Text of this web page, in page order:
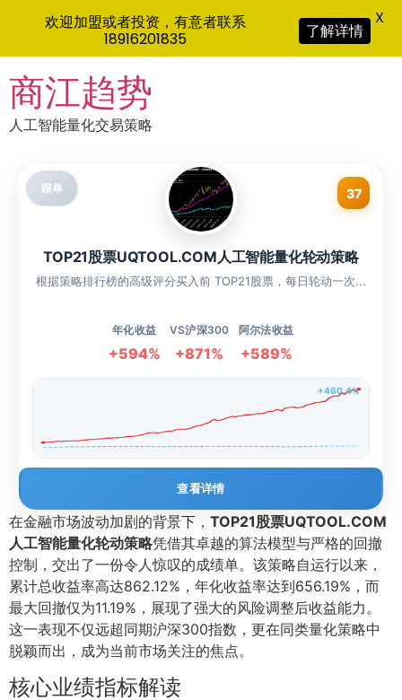
to
content
商江趋势
人工智能量化交易策略
跟单 37
TOP21股票UQTOOL.COM人工智能量化轮动策略
根据策略排行榜的高级评分买入前 TOP21股票，每日轮动一次...
年化收益
+594%
VS沪深300
+871%
阿尔法收益
+589%
+460.4%
查看详情
在金融市场波动加剧的背景下， TOP21股票UQTOOL.COM
人工智能量化轮动策略凭借其卓越的算法模型与严格的回撤
控制，交出了一份令人惊叹的成绩单。该策略自运行以来，
累计总收益率高达862.12%，年化收益率达到656.19%，而
最大回撤仅为11.19%，展现了强大的风险调整后收益能力。
这一表现不仅远超同期沪深300指数，更在同类量化策略中
脱颖而出，成为当前市场关注的焦点。
核心业绩指标解读
欢迎加盟或者投资，有意者联系
18916201835
了解详情
X